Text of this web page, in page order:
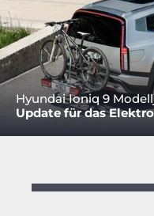
Hyundai Ioniq 9
Update für das